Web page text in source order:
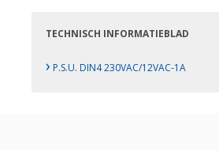
TECHNISCH INFORMATIEBLAD
› P.S.U. DIN4 230VAC/12VAC-1A